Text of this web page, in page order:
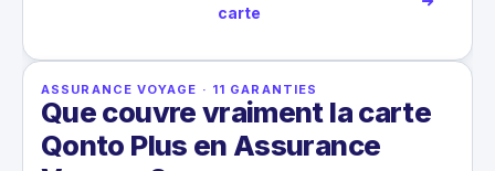
carte
ASSURANCE VOYAGE · 11 GARANTIES
Que couvre vraiment la carte
Qonto Plus en Assurance